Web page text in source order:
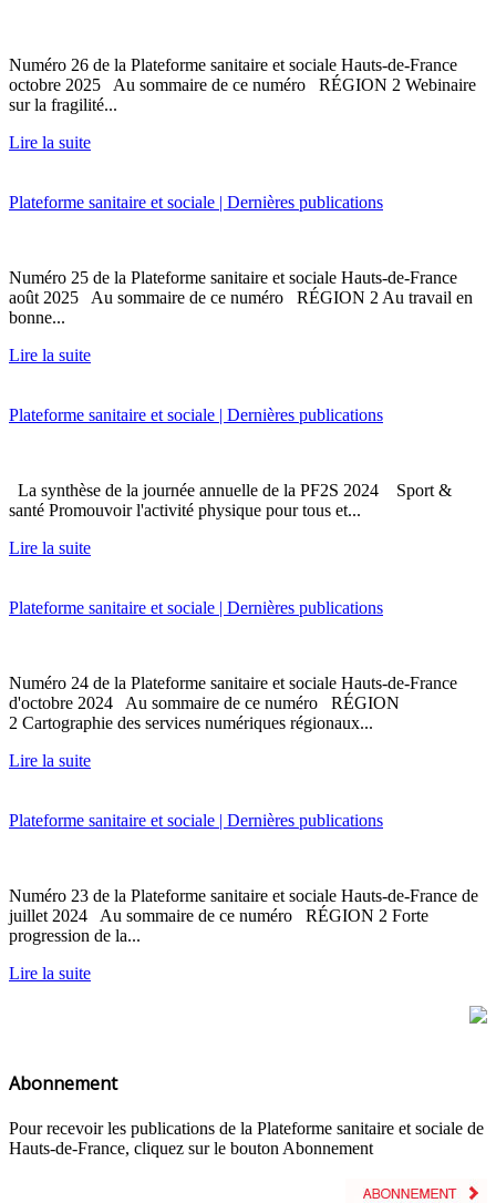
Numéro 26 de la Plateforme sanitaire et sociale Hauts-de-France
octobre 2025 Au sommaire de ce numéro RÉGION 2 Webinaire
sur la fragilité...
Lire la suite
Plateforme sanitaire et sociale | Dernières publications
Numéro 25 de la Plateforme sanitaire et sociale Hauts-de-France
août 2025 Au sommaire de ce numéro RÉGION 2 Au travail en
bonne...
Lire la suite
Plateforme sanitaire et sociale | Dernières publications
La synthèse de la journée annuelle de la PF2S 2024 Sport &
santé Promouvoir l'activité physique pour tous et...
Lire la suite
Plateforme sanitaire et sociale | Dernières publications
Numéro 24 de la Plateforme sanitaire et sociale Hauts-de-France
d'octobre 2024 Au sommaire de ce numéro RÉGION
2 Cartographie des services numériques régionaux...
Lire la suite
Plateforme sanitaire et sociale | Dernières publications
Numéro 23 de la Plateforme sanitaire et sociale Hauts-de-France de
juillet 2024 Au sommaire de ce numéro RÉGION 2 Forte
progression de la...
Lire la suite
Abonnement
Pour recevoir les publications de la Plateforme sanitaire et sociale de
Hauts-de-France, cliquez sur le bouton Abonnement